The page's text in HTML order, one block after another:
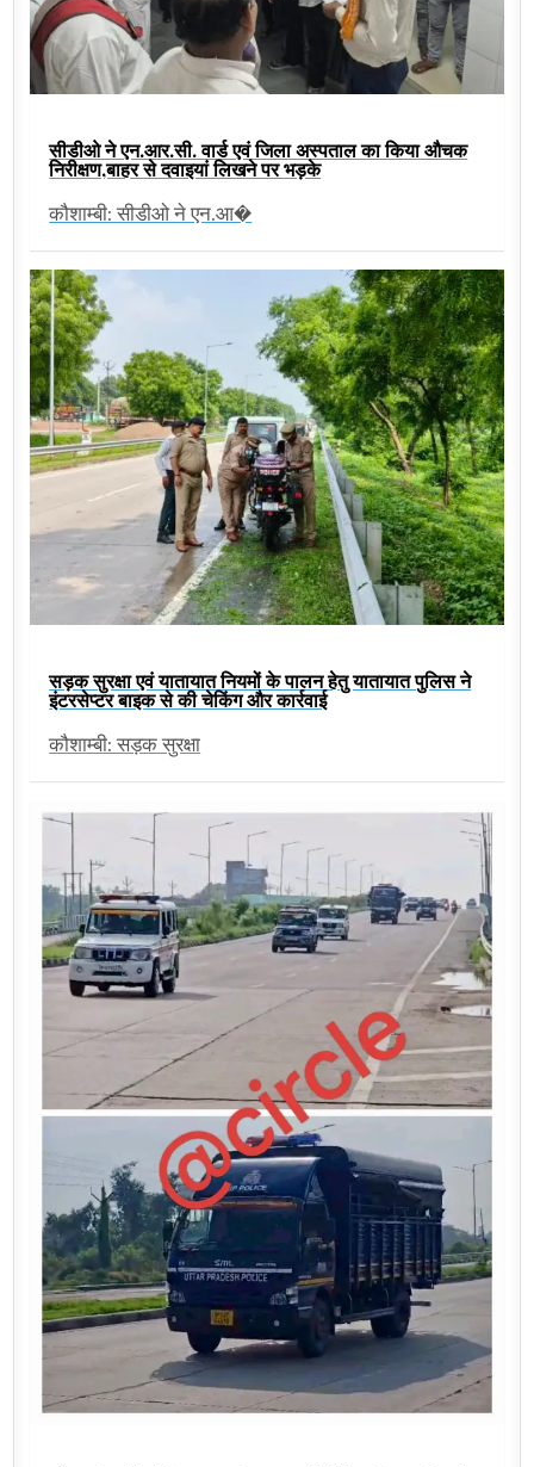
सीडीओ ने एन.आर.सी. वार्ड एवं जिला अस्पताल का किया औचक
निरीक्षण,बाहर से दवाइयां लिखने पर भड़के
कौशाम्बी: सीडीओ ने एन.आ�
सड़क सुरक्षा एवं यातायात नियमों के पालन हेतु यातायात पुलिस ने
इंटरसेप्टर बाइक से की चेकिंग और कार्रवाई
कौशाम्बी: सड़क सुरक्षा